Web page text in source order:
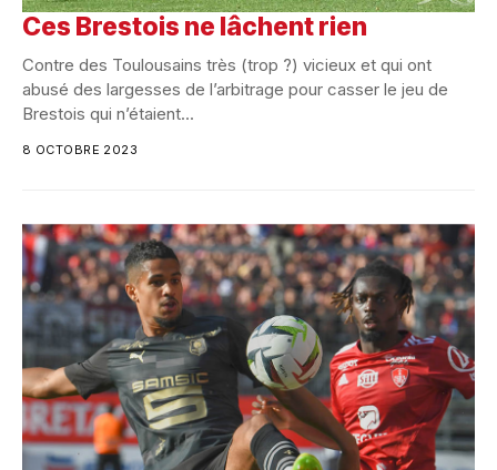
Ces Brestois ne lâchent rien
Contre des Toulousains très (trop ?) vicieux et qui ont
abusé des largesses de l’arbitrage pour casser le jeu de
Brestois qui n’étaient...
8 OCTOBRE 2023